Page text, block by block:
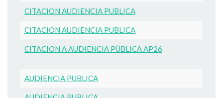
CITACION AUDIENCIA PUBLICA
CITACION AUDIENCIA PUBLICA
CITACION A AUDIENCIA PÚBLICA AP26
AUDIENCIA PUBLICA